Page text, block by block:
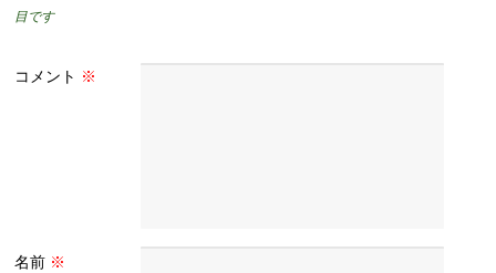
目です
コメント ※
名前 ※